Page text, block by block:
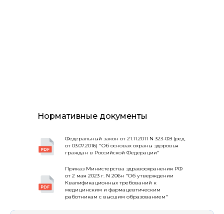
Нормативные документы
Федеральный закон от 21.11.2011 N 323-ФЗ (ред.
от 03.07.2016) "Об основах охраны здоровья
граждан в Российской Федерации"
Приказ Министерства здравоохранения РФ
от 2 мая 2023 г. N 206н "Об утверждении
Квалификационных требований к
медицинским и фармацевтическим
работникам с высшим образованием"